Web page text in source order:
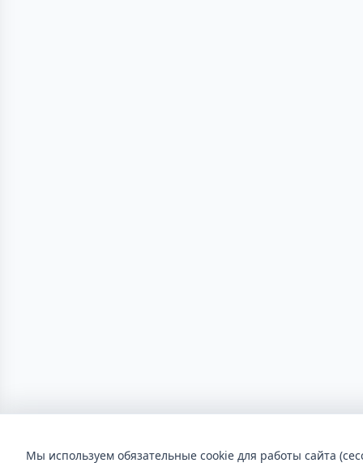
Мы используем обязательные cookie для работы сайта